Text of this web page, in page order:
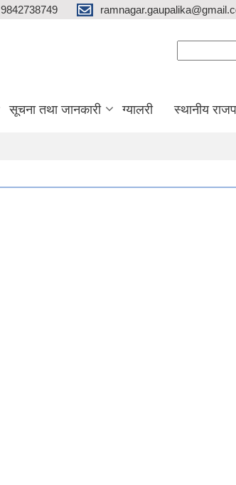
9842738749
सूचना तथा जानकारी ग्यालरी स्थानीय